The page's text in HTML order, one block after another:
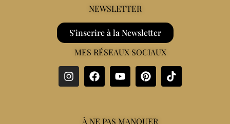
NEWSLETTER
S'inscrire à la Newsletter
MES RÉSEAUX SOCIAUX
À NE PAS MANQUER